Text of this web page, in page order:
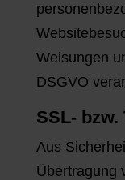
Weisungen
DSGVO
SSL-
Aus
Übertragung